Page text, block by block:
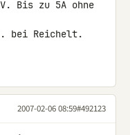
Bis zu 5A ohne
bei Reichelt.
2007-02-06 08:59#492123